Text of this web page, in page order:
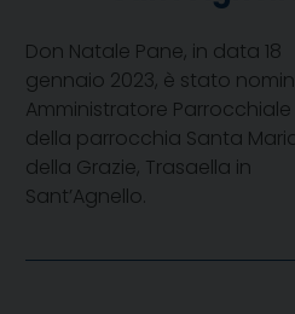
Don Natale Pane, in data 18
gennaio 2023, è stato
Amministratore Parrocchiale
della parrocchia Santa
della Grazie, Trasaella in
Sant’Agnello.